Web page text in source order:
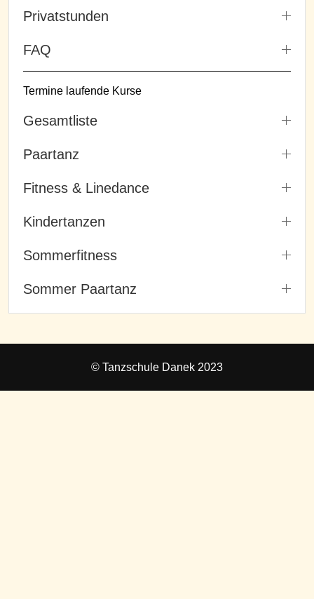
Privatstunden
FAQ
Termine laufende Kurse
Gesamtliste
Paartanz
Fitness & Linedance
Kindertanzen
Sommerfitness
Sommer Paartanz
© Tanzschule Danek 2023